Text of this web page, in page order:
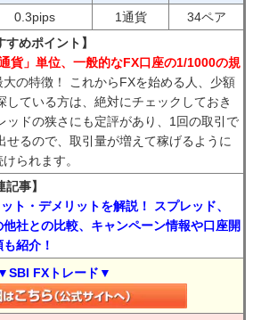
0.3pips 1通貨
34ペア
すめポイント】
通貨」単位、一般的なFX口座の1/1000の規
大の特徴！ これからFXを始める人、少額
している方は、絶対にチェックしておき
ッドの狭さにも定評があり、1回の取引で
せるので、取引量が増えて稼げるように
られます。
事】
ト・デメリットを解説！ スプレッド、
社との比較、キャンペーン情報や口座開
紹介！
▼SBI FXトレード▼